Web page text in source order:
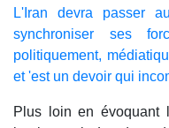
L'Iran devra passer
synchroniser ses
politiquement,
et 'est un devoir qui
Plus loin en évoquant